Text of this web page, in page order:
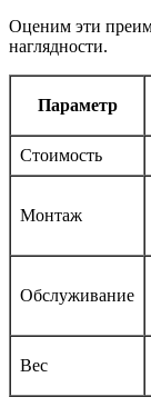
Оценим эти
наглядности.
Параметр
Стоимость
Монтаж
Обслуживание
Вес